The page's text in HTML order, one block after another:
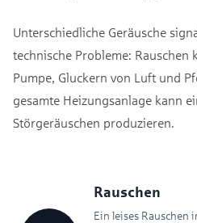
Unterschiedliche Geräusche
technische Probleme: Rauschen
Pumpe, Gluckern von Luft und
gesamte Heizungsanlage kann
Störgeräuschen produzieren.
Rauschen
Ein leises Rauschen